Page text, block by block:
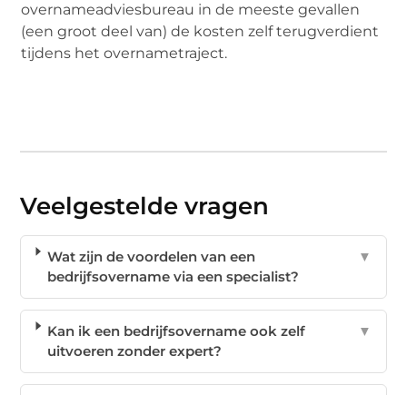
overnameadviesbureau in de meeste gevallen
(een groot deel van) de kosten zelf terugverdient
tijdens het overnametraject.
Veelgestelde vragen
Wat zijn de voordelen van een
bedrijfsovername via een specialist?
▼
Kan ik een bedrijfsovername ook zelf
uitvoeren zonder expert?
▼